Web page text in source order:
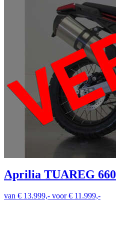
Aprilia TUAREG 660
van € 13.999,- voor € 11.999,-